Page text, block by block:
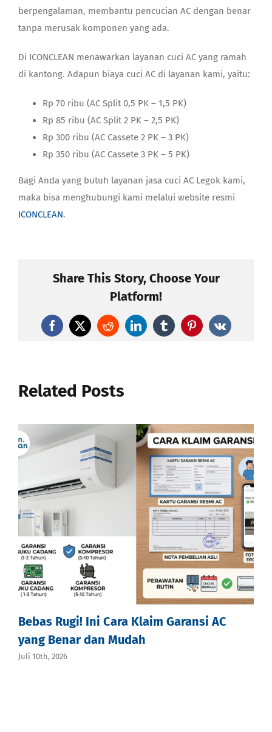
berpengalaman, membantu pencucian AC dengan benar
tanpa merusak komponen yang ada.
Di ICONCLEAN menawarkan layanan cuci AC yang ramah
di kantong. Adapun biaya cuci AC di layanan kami, yaitu:
Rp 70 ribu (AC Split 0,5 PK – 1,5 PK)
Rp 85 ribu (AC Split 2 PK – 2,5 PK)
Rp 300 ribu (AC Cassete 2 PK – 3 PK)
Rp 350 ribu (AC Cassete 3 PK – 5 PK)
Bagi Anda yang butuh layanan jasa cuci AC Legok kami,
maka bisa menghubungi kami melalui website resmi
ICONCLEAN.
Share This Story, Choose Your
Platform!
Facebook
X RedditLinkedInTumblrPinterest
Vk
Related Posts
Bebas Rugi! Ini Cara Klaim Garansi AC
yang Benar dan Mudah
Juli 10th, 2026